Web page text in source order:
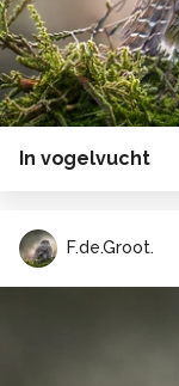
In vogelvucht
F.de.Groot.